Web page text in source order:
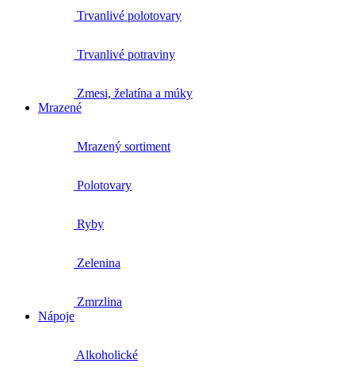
Trvanlivé polotovary
Trvanlivé potraviny
Zmesi, želatína a múky
Mrazené
Mrazený sortiment
Polotovary
Ryby
Zelenina
Zmrzlina
Nápoje
Alkoholické